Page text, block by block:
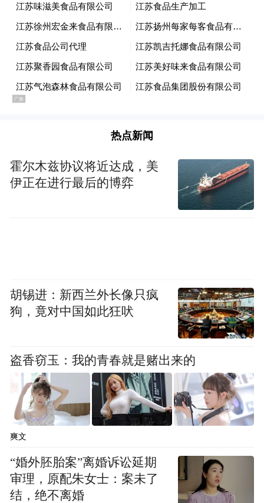
邀请海外创作达人，在共创体验中寻求共鸣
家对于游戏的观察与疑问，并以此为契机对
游戏中的中华文化进行进一步解读。2025年
12月，游戏在X上发布了介绍冬至节气的内
容，获得了海外玩家好评连连。于此同时，
团队也主动邀请具有影响力的海外游戏意见
领袖与创作者开展文化体验与内容共创，以
其独特的海外视角诠释不一样的东方美学。
振
热点新闻
霍尔木兹协议将近达成，美
伊正在进行最后的博弈
胡锡进：新西兰外长像只疯
狗，竟对中国如此狂吠
盗香窃玉：我的青春就是赌出来的
爽文
“婚外胚胎案”离婚诉讼延期
审理，原配朱女士：案未了
结，绝不离婚